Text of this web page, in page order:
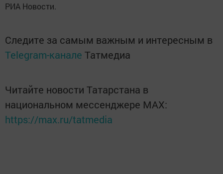
РИА Новости.
Следите за самым важным и интересным в
Telegram-канале Татмедиа
Читайте новости Татарстана в
национальном мессенджере MАХ:
https://max.ru/tatmedia